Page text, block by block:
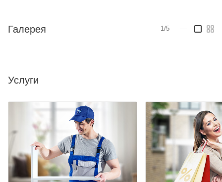
скрытом коробом INVISIBLE.
Галерея 1/5
Услуги